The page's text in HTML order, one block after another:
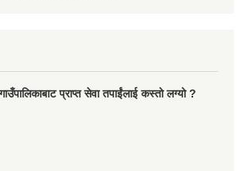
प्राप्त सेवा तपाईंलाई कस्तो लग्यो ?